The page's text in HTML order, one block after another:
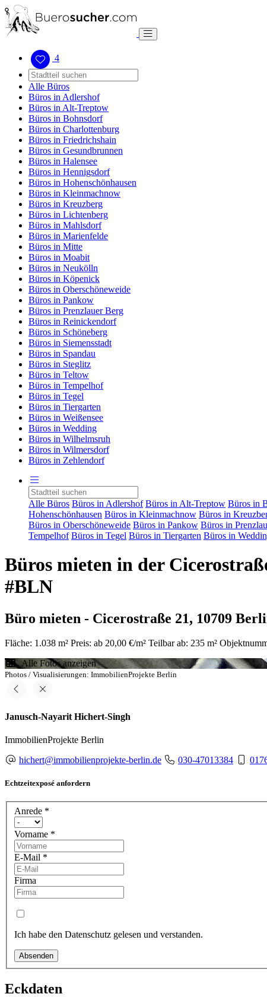
4
Alle Büros
Büros in Adlershof
Büros in Alt-Treptow
Büros in Bohnsdorf
Büros in Charlottenburg
Büros in Friedrichshain
Büros in Gesundbrunnen
Büros in Halensee
Büros in Hennigsdorf
Büros in Hohenschönhausen
Büros in Kleinmachnow
Büros in Kreuzberg
Büros in Lichtenberg
Büros in Mahlsdorf
Büros in Marienfelde
Büros in Mitte
Büros in Moabit
Büros in Neukölln
Büros in Köpenick
Büros in Oberschöneweide
Büros in Pankow
Büros in Prenzlauer Berg
Büros in Reinickendorf
Büros in Schöneberg
Büros in Siemensstadt
Büros in Spandau
Büros in Steglitz
Büros in Teltow
Büros in Tempelhof
Büros in Tegel
Büros in Tiergarten
Büros in Weißensee
Büros in Wedding
Büros in Wilhelmsruh
Büros in Wilmersdorf
Büros in Zehlendorf
Alle Büros Büros in Adlershof Büros in Alt-Treptow Büros in
Hohenschönhausen Büros in Kleinmachnow Büros in
Büros in Oberschöneweide Büros in Pankow Büros in
Tempelhof Büros in Tegel Büros in Tiergarten Büros in
Büros mieten in der
#BLN
Büro mieten - Cicerostraße 21, 10709
Fläche: 1.038 m² Preis: ab 20,00 €/m² Teilbar ab: 235 m²
Alle Fotos anzeigen
Photos / Visualisierungen: ImmobilienProjekte Berlin
Janusch-Nayarit Hichert-Singh
ImmobilienProjekte Berlin
hichert@immobilienprojekte-berlin.de
030-47013384
Echtzeitexposé anfordern
Anrede *
Vorname *
E-Mail *
Firma
Ich habe den Datenschutz gelesen und verstanden.
Absenden
Eckdaten